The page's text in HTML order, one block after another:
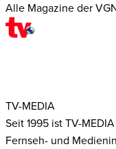
Alle Magazine der
TV-MEDIA
Seit 1995 ist TV-
Fernseh- und